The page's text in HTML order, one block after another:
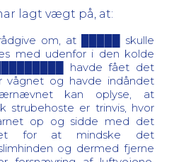
lagt vægt på, at:
om, at █████ skulle
med udenfor i den kolde
havde fået det
vågnet og havde indåndet
kan oplyse, at
strubehoste er trinvis, hvor
op og sidde med det
for at mindske det
og dermed fjerne